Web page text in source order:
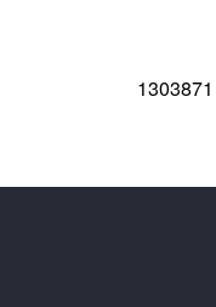
1303871